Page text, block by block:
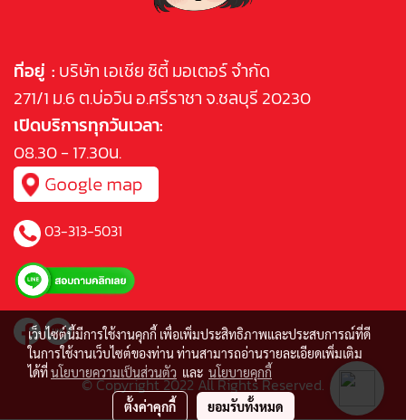
ที่อยู่ : บริษัท เอเชีย ซิตี้ มอเตอร์ จำกัด
271/1 ม.6 ต.บ่อวิน อ.ศรีราชา จ.ชลบุรี 20230
เปิดบริการทุกวันเวลา:
08.30 - 17.30น.
03-313-5031
© Copyright 2022 All Rights Reserved.
เว็บไซต์นี้มีการใช้งานคุกกี้ เพื่อเพิ่มประสิทธิภาพและประสบการณ์ที่ดี
ในการใช้งานเว็บไซต์ของท่าน ท่านสามารถอ่านรายละเอียดเพิ่มเติม
ได้ที่นโยบายความเป็นส่วนตัว และ นโยบายคุกกี้
ตั้งค่าคุกกี้ ยอมรับทั้งหมด